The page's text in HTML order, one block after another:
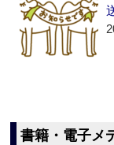
書籍・電子メ